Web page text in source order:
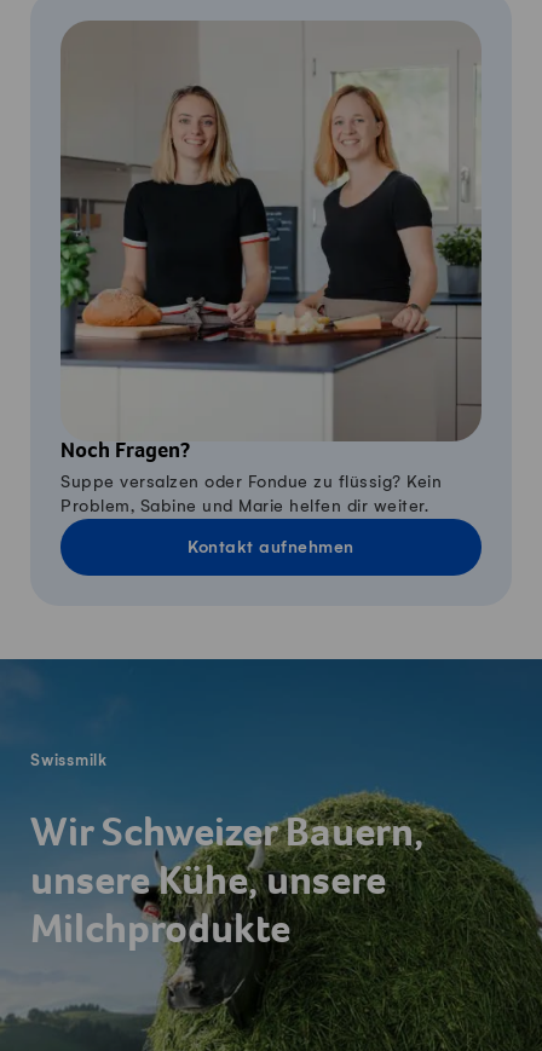
Noch Fragen?
Suppe versalzen oder Fondue zu flüssig? Kein
Problem, Sabine und Marie helfen dir weiter.
Kontakt aufnehmen
Swissmilk
Wir Schweizer Bauern,
unsere Kühe, unsere
Milchprodukte